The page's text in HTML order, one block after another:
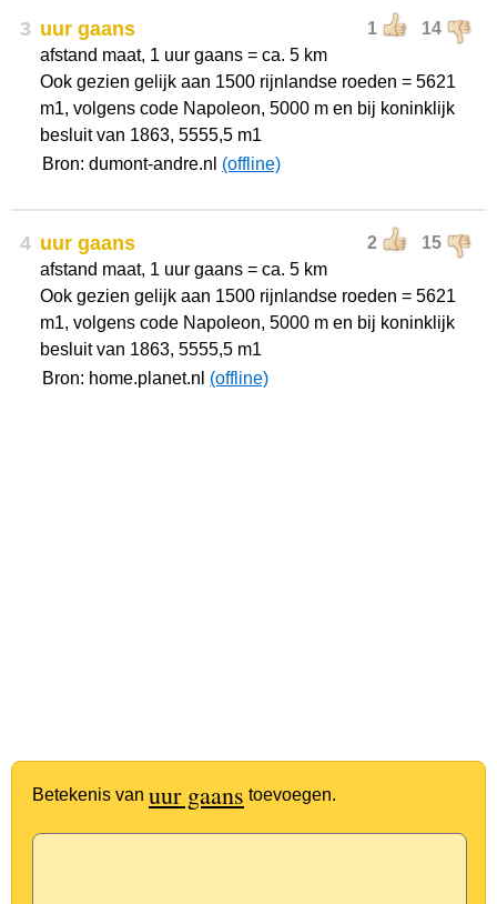
3 1 14
uur gaans
afstand maat, 1 uur gaans = ca. 5 km
Ook gezien gelijk aan 1500 rijnlandse roeden = 5621
m1, volgens code Napoleon, 5000 m en bij koninklijk
besluit van 1863, 5555,5 m1
Bron: dumont-andre.nl (offline)
4 2 15
uur gaans
afstand maat, 1 uur gaans = ca. 5 km
Ook gezien gelijk aan 1500 rijnlandse roeden = 5621
m1, volgens code Napoleon, 5000 m en bij koninklijk
besluit van 1863, 5555,5 m1
Bron: home.planet.nl (offline)
Betekenis van uur gaans toevoegen.